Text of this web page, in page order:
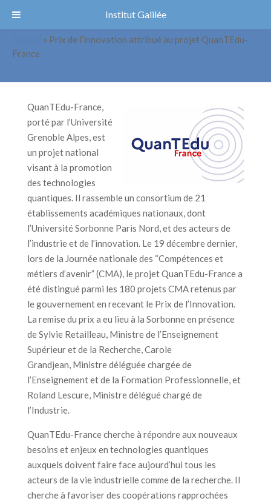
» Prix de l’innovation attribué au projet QuanTEdu-
FrancePrix de l’innovation attribué au
QuanTEdu-France,
porté par l’Université
Grenoble Alpes, est
un projet national
visant à la promotion
des technologies
quantiques. Il rassemble un consortium de 21
établissements académiques nationaux, dont
l’Université Sorbonne Paris Nord, et des acteurs de
l’industrie et de l’innovation. Le 19 décembre dernier,
lors de la Journée nationale des “Compétences et
métiers d’avenir” (CMA), le projet QuanTEdu-France a
été distingué parmi les 180 projets CMA retenus par
le gouvernement en recevant le Prix de l’Innovation.
La remise du prix a eu lieu à la Sorbonne en présence
de Sylvie Retailleau, Ministre de l’Enseignement
Supérieur et de la Recherche, Carole
Grandjean, Ministre déléguée chargée de
l’Enseignement et de la Formation Professionnelle, et
Roland Lescure, Ministre délégué chargé de
l’Industrie.
QuanTEdu-France cherche à répondre aux nouveaux
besoins et enjeux en technologies quantiques
auxquels doivent faire face aujourd’hui tous les
acteurs de la vie industrielle comme de la recherche. Il
cherche à favoriser des coopérations rapprochées
Institut Galilée